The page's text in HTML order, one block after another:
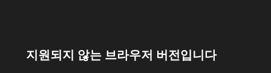
지원되지 않는 브라우저 버전입니다